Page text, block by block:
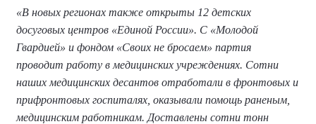
«В новых регионах также открыты 12 детских
досуговых центров «Единой России». С «Молодой
Гвардией» и фондом «Своих не бросаем» партия
проводит работу в медицинских учреждениях. Сотни
наших медицинских десантов отработали в фронтовых и
прифронтовых госпиталях, оказывали помощь раненым,
медицинским работникам. Доставлены сотни тонн